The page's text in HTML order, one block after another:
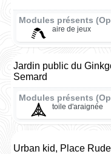
Modules présents
aire de jeux
Jardin public du
Semard
Modules présents
toile d'araignée
Urban kid, Place Rude